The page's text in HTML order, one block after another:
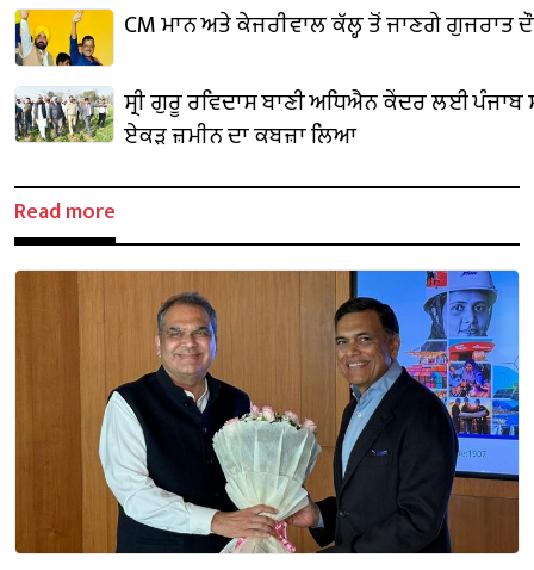
CM ਮਾਨ ਅਤੇ ਕੇਜਰੀਵਾਲ ਕੱਲ੍ਹ ਤੋਂ ਜਾਣਗੇ ਗੁਜਰਾਤ
ਸ੍ਰੀ ਗੁਰੂ ਰਵਿਦਾਸ ਬਾਣੀ ਅਧਿਐਨ ਕੇਂਦਰ ਲਈ ਪੰਜਾਬ
ਏਕੜ ਜ਼ਮੀਨ ਦਾ ਕਬਜ਼ਾ ਲਿਆ
Read more